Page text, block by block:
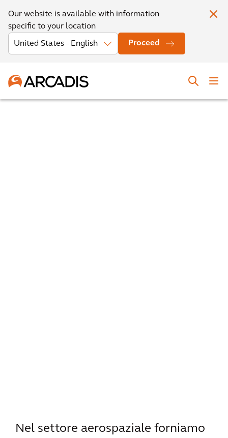
Our website is available with information
specific to your location
Proceed
Nel settore aerospaziale forniamo